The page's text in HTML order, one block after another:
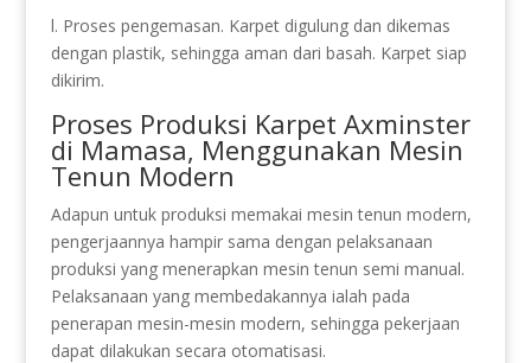
l. Proses pengemasan. Karpet digulung dan dikemas
dengan plastik, sehingga aman dari basah. Karpet siap
dikirim.
Proses Produksi Karpet Axminster
di Mamasa, Menggunakan Mesin
Tenun Modern
Adapun untuk produksi memakai mesin tenun modern,
pengerjaannya hampir sama dengan pelaksanaan
produksi yang menerapkan mesin tenun semi manual.
Pelaksanaan yang membedakannya ialah pada
penerapan mesin-mesin modern, sehingga pekerjaan
dapat dilakukan secara otomatisasi.